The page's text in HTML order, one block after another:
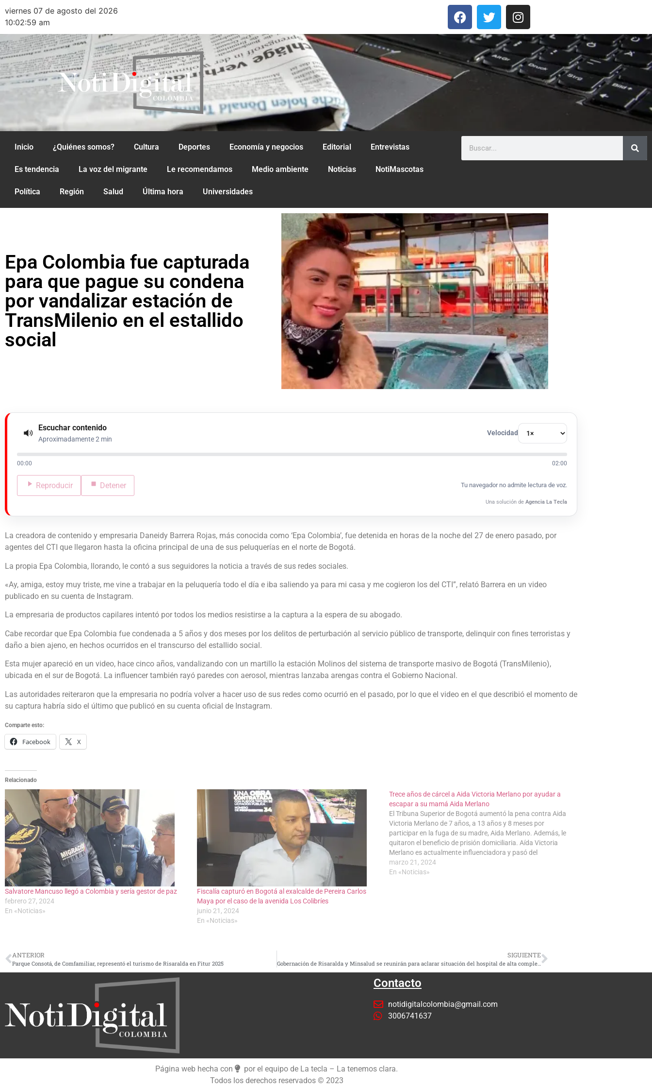
viernes 07 de agosto del 2026
10:02:59 am
Inicio ¿Quiénes somos? Cultura Deportes Economía y negocios Editorial Entrevistas
Es tendencia La voz del migrante Le recomendamos Medio ambiente Noticias NotiMascotas
Política Región Salud Última hora Universidades
Epa Colombia fue capturada
para que pague su condena
por vandalizar estación de
TransMilenio en el estallido
social
Escuchar contenido
Aproximadamente 2 min
Velocidad
00:00 02:00
Reproducir Detener Tu navegador no admite lectura de voz.
Una solución de Agencia La Tecla
La creadora de contenido y empresaria Daneidy Barrera Rojas, más conocida como ‘Epa Colombia’, fue detenida en horas de la noche del 27 de enero pasado, por
agentes del CTI que llegaron hasta la oficina principal de una de sus peluquerías en el norte de Bogotá.
­­La propia Epa Colombia, llorando, le contó a sus seguidores la noticia a través de sus redes sociales.
«Ay, amiga, estoy muy triste, me vine a trabajar en la peluquería todo el día e iba saliendo ya para mi casa y me cogieron los del CTI”, relató Barrera en un video
publicado en su cuenta de Instagram.
La empresaria de productos capilares intentó por todos los medios resistirse a la captura a la espera de su abogado.
Cabe recordar que Epa Colombia fue condenada a 5 años y dos meses por los delitos de perturbación al servicio público de transporte, delinquir con fines terroristas y
daño a bien ajeno, en hechos ocurridos en el transcurso del estallido social.
Esta mujer apareció en un video, hace cinco años, vandalizando con un martillo la estación Molinos del sistema de transporte masivo de Bogotá (TransMilenio),
ubicada en el sur de Bogotá. La influencer también rayó paredes con aerosol, mientras lanzaba arengas contra el Gobierno Nacional.
Las autoridades reiteraron que la empresaria no podría volver a hacer uso de sus redes como ocurrió en el pasado, por lo que el video en el que describió el momento de
su captura habría sido el último que publicó en su cuenta oficial de Instagram.
Comparte esto:
Facebook X
Relacionado
Salvatore Mancuso llegó a Colombia y sería gestor de paz
febrero 27, 2024
En «Noticias»
Fiscalía capturó en Bogotá al exalcalde de Pereira Carlos
Maya por el caso de la avenida Los Colibríes
junio 21, 2024
En «Noticias»
Trece años de cárcel a Aida Victoria Merlano por ayudar a
escapar a su mamá Aida Merlano
El Tribuna Superior de Bogotá aumentó la pena contra Aida
Victoria Merlano de 7 años, a 13 años y 8 meses por
participar en la fuga de su madre, Aida Merlano. Además, le
quitaron el beneficio de prisión domiciliaria. Aída Victoria
Merlano es actualmente influenciadora y pasó del
anonimato, a…
marzo 21, 2024
En «Noticias»
ANTERIOR
Parque Consotá, de Comfamiliar, representó el turismo de Risaralda en Fitur 2025
SIGUIENTE
Gobernación de Risaralda y Minsalud se reunirán para aclarar situación del hospital de alta complejidad
Contacto
notidigitalcolombia@gmail.com
3006741637
Página web hecha con
por el equipo de La tecla – La tenemos clara.
Todos los derechos reservados © 2023